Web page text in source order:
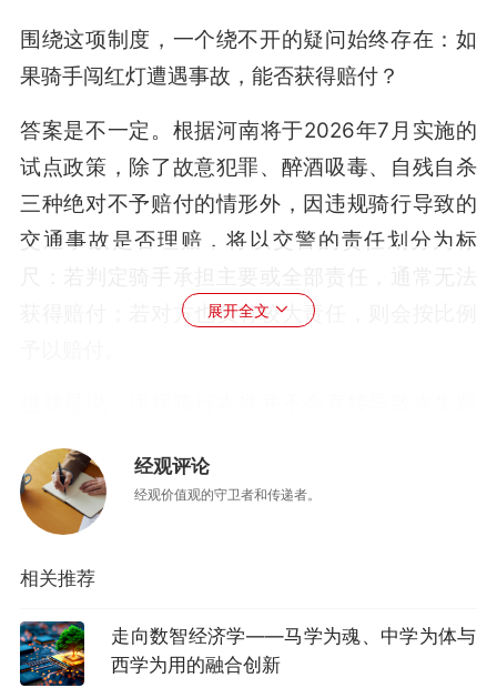
围绕这项制度，一个绕不开的疑问始终存在：如
果骑手闯红灯遭遇事故，能否获得赔付？
答案是不一定。根据河南将于2026年7月实施的
试点政策，除了故意犯罪、醉酒吸毒、自残自杀
三种绝对不予赔付的情形外，因违规骑行导致的
交通事故是否理赔，将以交警的责任划分为标
获得赔付；若对方也负有较大责任，则会按比例
闭。这种设计既没有因为存在违规行为就“一刀
切”拒赔，也没有在客观上纵容违规。骑手如果抱
终可能面临“人受伤、车受损、还得自掏腰包”的
三重后果。
更深一层看，这项制度正在重塑平台经济的风险
展开全文
经观评论
经观价值观的守卫者和传递者。
相关推荐
走向数智经济学——马学为魂、中学为体与
西学为用的融合创新